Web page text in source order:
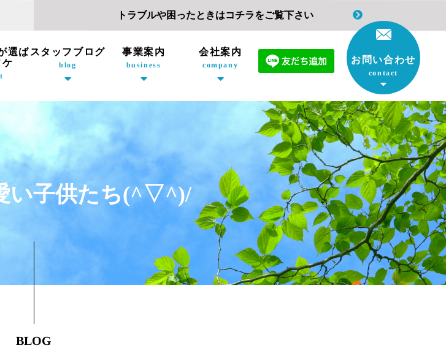
トラブルや困ったときはコチラをご覧下さい
選ば スタッフブログ
blog
事業案内
business
会社案内
company
お問い合わせ
contact
い子供たち(^▽^)/
BLOG